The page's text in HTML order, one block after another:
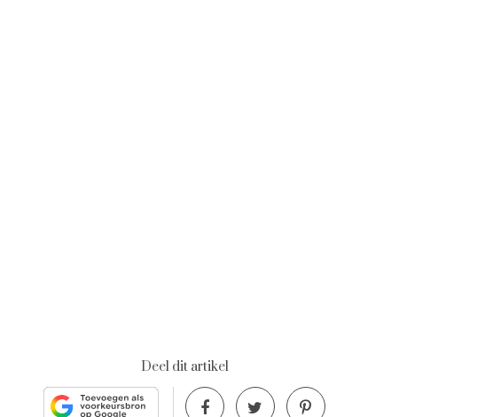
Deel dit artikel